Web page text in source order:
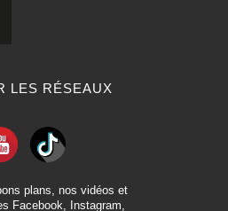
LES RÉSEAUX
plans, nos vidéos et
Facebook, Instagram,